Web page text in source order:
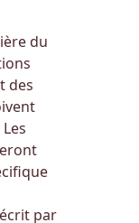
du
des
par